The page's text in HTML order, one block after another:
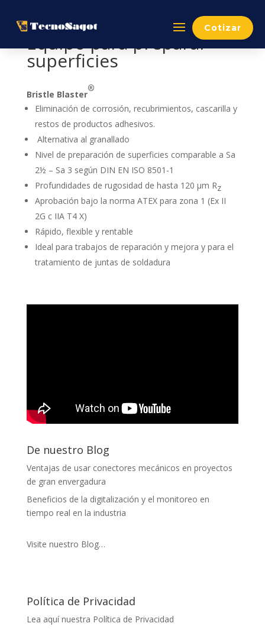
Cotizar
Equipo para preparar
superficies
Bristle Blaster
®
Eliminación de corrosión, recubrimientos, cascarilla y
restos de productos adhesivos.
Alternativa al granallado
Nivel de preparación de superficies comparable a Sa
2½ – Sa 3 según DIN EN ISO 8501-1
Profundidades de rugosidad de hasta 120 µm Rz
Aprobación bajo la norma ATEX para zona 1 (Ex II
2G c IIA T4 X)
Rápido, flexible y rentable
Ideal para trabajos de reparación y mejora y para el
tratamiento de juntas de soldadura
De nuestro Blog
Ventajas de usar conectores mecánicos en proyectos
de gran envergadura
Beneficios de la digitalización y el monitoreo en
tiempo real en la industria
Visite nuestro Blog…
Política de Privacidad
Lea aquí nuestra Política de Privacidad